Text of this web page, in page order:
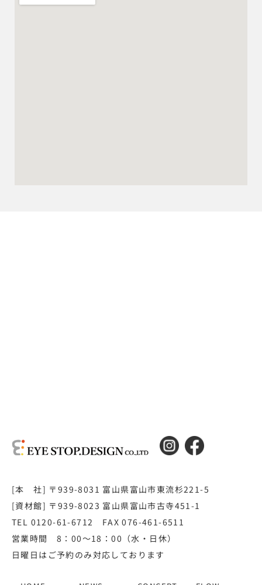
[本 社] 〒939-8031 富山県富山市東流杉221-5
[資材館] 〒939-8023 富山県富山市古寺451-1
TEL 0120-61-6712 FAX 076-461-6511
営業時間 8：00～18：00（水・日休）
日曜日はご予約のみ対応しております